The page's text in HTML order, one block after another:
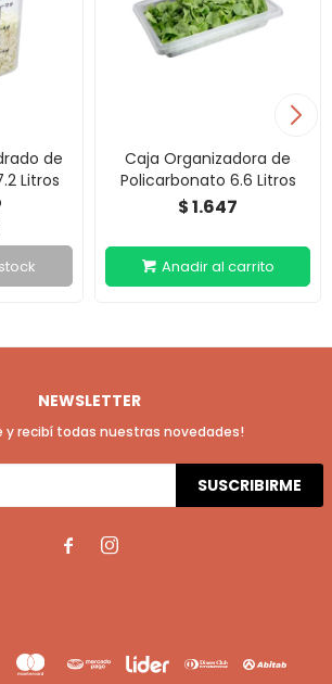
de
Litros
Caja Organizadora de
Policarbonato 6.6 Litros
$1.647
NEWSLETTER
y recibí todas nuestras novedades!
SUSCRIBIRME
 